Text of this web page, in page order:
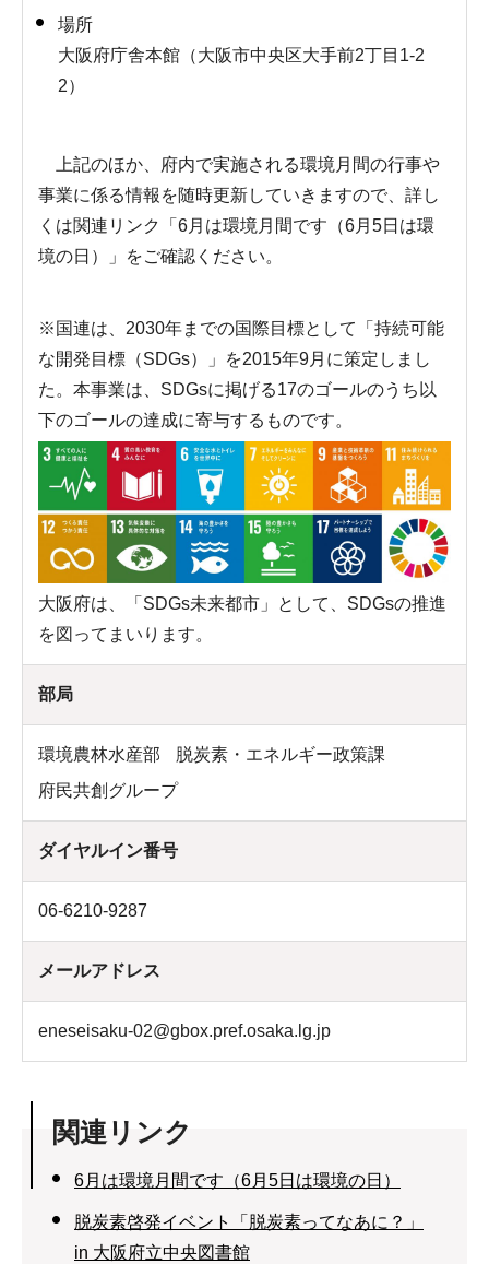
場所
大阪府庁舎本館（大阪市中央区大手前2丁目1-2
2）
上記のほか、府内で実施される環境月間の行事や
事業に係る情報を随時更新していきますので、詳し
くは関連リンク「6月は環境月間です（6月5日は環
境の日）」をご確認ください。
※国連は、2030年までの国際目標として「持続可能
な開発目標（SDGs）」を2015年9月に策定しまし
た。本事業は、SDGsに掲げる17のゴールのうち以
下のゴールの達成に寄与するものです。
大阪府は、「SDGs未来都市」として、SDGsの推進
を図ってまいります。
部局
環境農林水産部
脱炭素・エネルギー政策課
府民共創グループ
ダイヤルイン番号
06-6210-9287
メールアドレス
eneseisaku-02@gbox.pref.osaka.lg.jp
関連リンク
6月は環境月間です（6月5日は環境の日）
脱炭素啓発イベント「脱炭素ってなあに？」
in 大阪府立中央図書館